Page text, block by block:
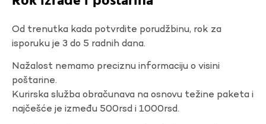
Od trenutka kada potvrdite porudžbinu, rok za
isporuku je 3 do 5 radnih dana.
Nažalost nemamo preciznu informaciju o visini
poštarine.
Kurirska služba obračunava na osnovu težine paketa i
najčešće je između 500rsd i 1000rsd.